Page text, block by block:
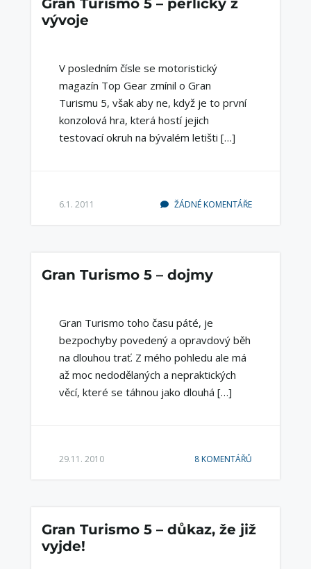
Gran Turismo 5 – perličky z
vývoje
V posledním čísle se motoristický
magazín Top Gear zmínil o Gran
Turismu 5, však aby ne, když je to první
konzolová hra, která hostí jejich
testovací okruh na bývalém letišti […]
6.1. 2011 ŽÁDNÉ KOMENTÁŘE
Gran Turismo 5 – dojmy
Gran Turismo toho času páté, je
bezpochyby povedený a opravdový běh
na dlouhou trať. Z mého pohledu ale má
až moc nedodělaných a nepraktických
věcí, které se táhnou jako dlouhá […]
29.11. 2010 8 KOMENTÁŘŮ
Gran Turismo 5 – důkaz, že již
vyjde!